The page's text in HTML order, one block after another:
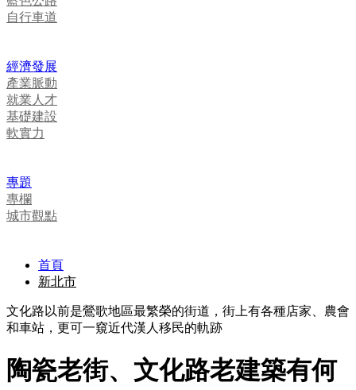
自行車道
經濟發展
產業脈動
就業人才
基礎建設
軟實力
專題
專欄
城市觀點
首頁
新北市
文化路以前是鶯歌地區最繁榮的街道，街上有各種店家、農會
和車站，更可一窺近代漢人移民的軌跡
陶瓷老街、文化路老建築有何